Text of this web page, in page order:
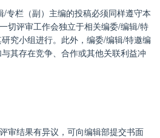
专栏（副）主编的投稿必须同样遵守本
切评审工作会独立于相关编委/编辑/特
究小组进行。此外，编委/编辑/特邀编
其存在竞争、合作或其他关联利益冲
审结果有异议，可向编辑部提交书面